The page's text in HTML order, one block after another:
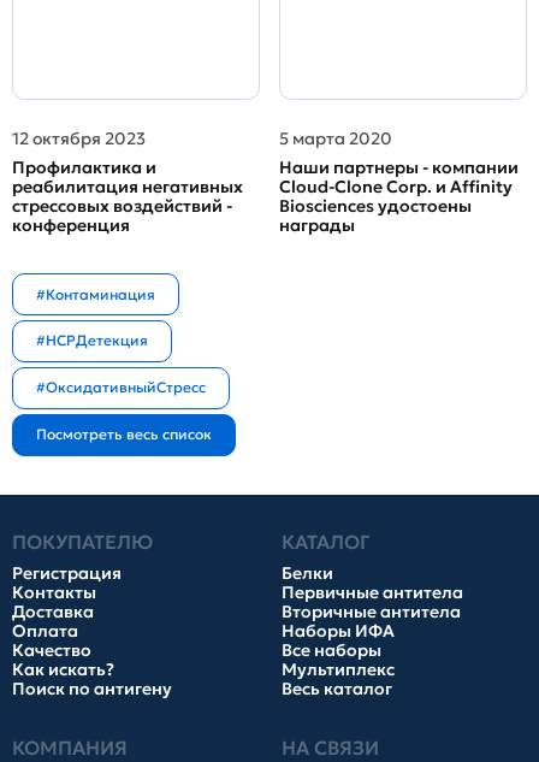
12 октября 2023
Профилактика и
реабилитация негативных
стрессовых воздействий -
конференция
5 марта 2020
Наши партнеры - компании
Cloud-Clone Corp. и Affinity
Biosciences удостоены
награды
#Контаминация
#HCPДетекция
#ОксидативныйСтресс
ПОКУПАТЕЛЮ
Регистрация
Контакты
Доставка
Оплата
Качество
Как искать?
Поиск по антигену
КАТАЛОГ
Белки
Первичные антитела
Вторичные антитела
Наборы ИФА
Все наборы
Мультиплекс
Весь каталог
КОМПАНИЯ НА СВЯЗИ